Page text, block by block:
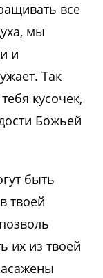
все
мы
и
Так
кусочек,
Божьей
быть
твоей
их из твоей